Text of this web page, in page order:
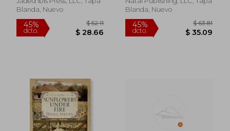
Blanda, Nuevo
Blanda, Nuevo